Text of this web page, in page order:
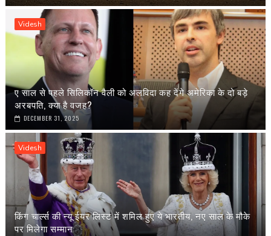
Videsh
ए साल से पहले सिलिकॉन वैली को अलविदा कह देंगे अमेरिका के दो बड़े
अरबपति, क्या है वजह?
DECEMBER 31, 2025
Videsh
किंग चार्ल्स की न्यू ईयर लिस्ट में शमिल हुए ये भारतीय, नए साल के मौके
पर मिलेगा सम्मान